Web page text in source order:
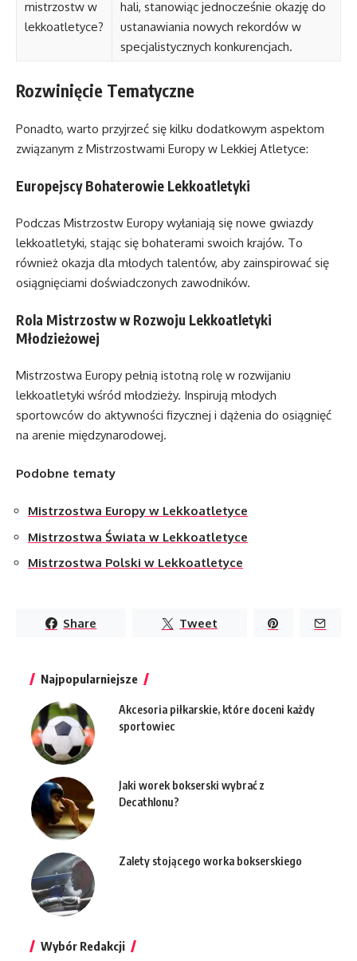
mistrzostw w
lekkoatletyce?
hali, stanowiąc jednocześnie okazję do
ustanawiania nowych rekordów w
specjalistycznych konkurencjach.
Rozwinięcie Tematyczne
Ponadto, warto przyjrzeć się kilku dodatkowym aspektom
związanym z Mistrzostwami Europy w Lekkiej Atletyce:
Europejscy Bohaterowie Lekkoatletyki
Podczas Mistrzostw Europy wyłaniają się nowe gwiazdy
lekkoatletyki, stając się bohaterami swoich krajów. To
również okazja dla młodych talentów, aby zainspirować się
osiągnięciami doświadczonych zawodników.
Rola Mistrzostw w Rozwoju Lekkoatletyki
Młodzieżowej
Mistrzostwa Europy pełnią istotną rolę w rozwijaniu
lekkoatletyki wśród młodzieży. Inspirują młodych
sportowców do aktywności fizycznej i dążenia do osiągnięć
na arenie międzynarodowej.
Podobne tematy
Mistrzostwa Europy w Lekkoatletyce
Mistrzostwa Świata w Lekkoatletyce
Mistrzostwa Polski w Lekkoatletyce
Share Tweet
Najpopularniejsze
Akcesoria piłkarskie, które doceni każdy
sportowiec
Jaki worek bokserski wybrać z
Decathlonu?
Zalety stojącego worka bokserskiego
Wybór Redakcji